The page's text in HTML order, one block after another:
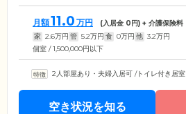
月額11.0 万円 (入居金 0円) + 介護保険料
家 2.6万円 管 5.2万円 食 0万円 他 3.2万円
個室 / 1,500,000円以下
2人部屋あり・夫婦入居可 /トイレ付き居室
空き状況を知る